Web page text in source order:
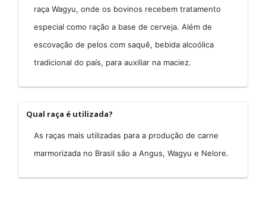
raça Wagyu, onde os bovinos recebem tratamento
especial como ração a base de cerveja. Além de
escovação de pelos com saquê, bebida alcoólica
tradicional do país, para auxiliar na maciez.
Qual raça é utilizada?
As raças mais utilizadas para a produção de carne
marmorizada no Brasil são a Angus, Wagyu e Nelore.